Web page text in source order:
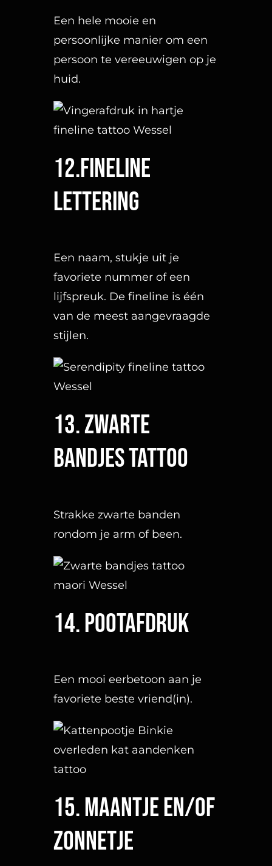
13. Zwarte bandjes tattoo
Strakke zwarte banden
rondom je arm of been.
14. Pootafdruk
favoriete beste vriend(in).
15. Maantje en/of zonnetje
maantje of zonnetje.
16. Muzieknoten
Achter je oor of op de pols is
het een erg gewild icoon.
17. Romeinse cijfers
De geboortedatum van je
staat een stuk mooier in